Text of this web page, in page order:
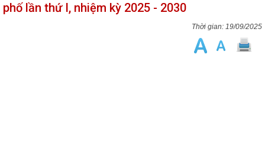
phố lần thứ I, nhiệm kỳ 2025 - 2030
19/09/2025